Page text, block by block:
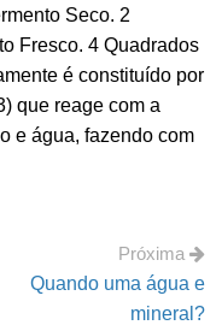
Seco. 2
Fresco. 4 Quadrados
é constituído por
que reage com a
e água, fazendo com
Próxima
Quando uma água e
mineral?